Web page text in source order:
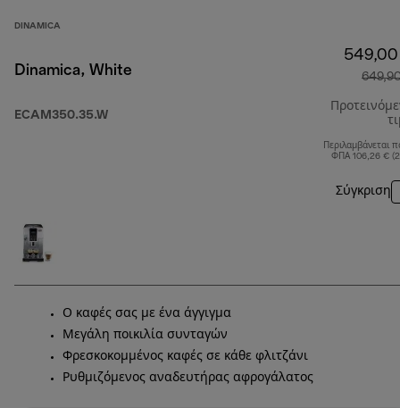
DINAMICA
Dinamica, White
ECAM350.35.W
Περιλαμβάνεται
ΦΠΑ 106,26 €
Σύγκριση
Ο καφές σας με ένα άγγιγμα
Μεγάλη ποικιλία συνταγών
Φρεσκοκομμένος καφές σε κάθε φλιτζάνι
Ρυθμιζόμενος αναδευτήρας αφρογάλατος